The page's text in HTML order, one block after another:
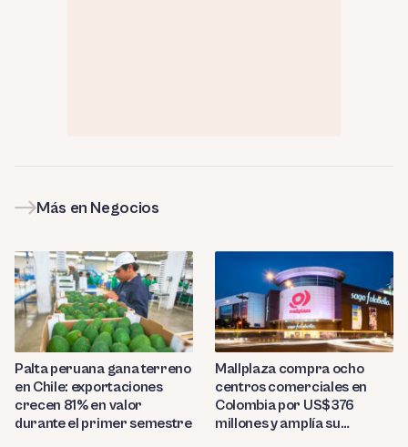
Más en Negocios
Palta peruana gana terreno
en Chile: exportaciones
crecen 81% en valor
durante el primer semestre
Mallplaza compra ocho
centros comerciales en
Colombia por US$376
millones y amplía su